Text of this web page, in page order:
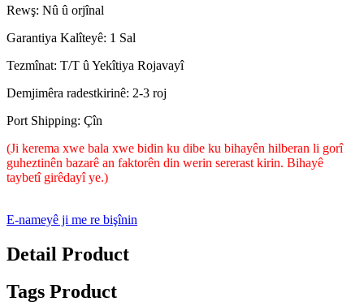
Rewş: Nû û orjînal
Garantiya Kalîteyê: 1 Sal
Tezmînat: T/T û Yekîtiya Rojavayî
Demjimêra radestkirinê: 2-3 roj
Port Shipping: Çîn
(Ji kerema xwe bala xwe bidin ku dibe ku bihayên hilberan li gorî
guheztinên bazarê an faktorên din werin sererast kirin. Bihayê
taybetî girêdayî ye.)
E-nameyê ji me re bişînin
Detail Product
Tags Product